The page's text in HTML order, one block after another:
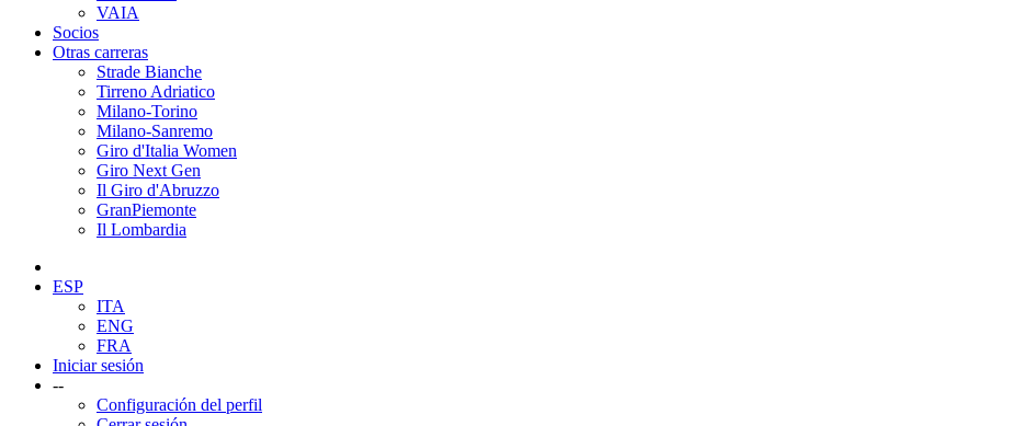
VAIA
Socios
Otras carreras
Strade Bianche
Tirreno Adriatico
Milano-Torino
Milano-Sanremo
Giro d'Italia Women
Giro Next Gen
Il Giro d'Abruzzo
GranPiemonte
Il Lombardia
ESP
ITA
ENG
FRA
Iniciar sesión
--
Configuración del perfil